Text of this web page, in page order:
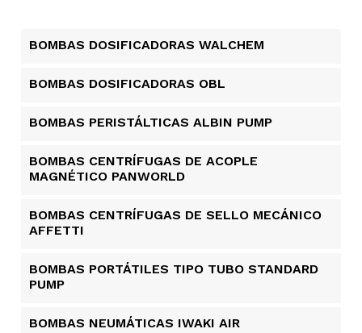
BOMBAS DOSIFICADORAS WALCHEM
BOMBAS DOSIFICADORAS OBL
BOMBAS PERISTÁLTICAS ALBIN PUMP​
BOMBAS CENTRÍFUGAS DE ACOPLE
MAGNÉTICO PANWORLD
BOMBAS CENTRÍFUGAS DE SELLO MECÁNICO
AFFETTI
BOMBAS PORTÁTILES TIPO TUBO STANDARD
PUMP
BOMBAS NEUMÁTICAS IWAKI AIR